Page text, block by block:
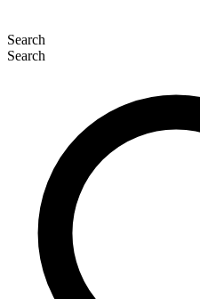
Search
Search